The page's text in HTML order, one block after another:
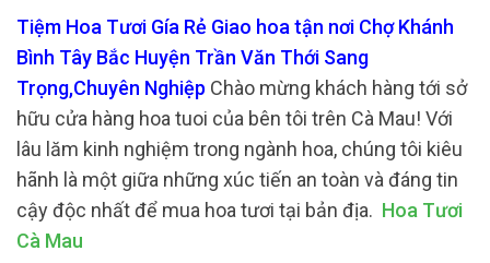
Tiệm Hoa Tươi Gía Rẻ Giao hoa tận nơi Chợ Khánh
Bình Tây Bắc Huyện Trần Văn Thới Sang
Trọng,Chuyên Nghiệp Chào mừng khách hàng tới sở
hữu cửa hàng hoa tuoi của bên tôi trên Cà Mau! Với
lâu lăm kinh nghiệm trong ngành hoa, chúng tôi kiêu
hãnh là một giữa những xúc tiến an toàn và đáng tin
cậy độc nhất để mua hoa tươi tại bản địa. Hoa Tươi
Cà Mau